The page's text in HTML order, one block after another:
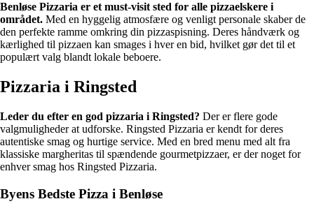
Benløse Pizzaria er et must-visit sted for alle pizzaelskere i
området. Med en hyggelig atmosfære og venligt personale skaber de
den perfekte ramme omkring din pizzaspisning. Deres håndværk og
kærlighed til pizzaen kan smages i hver en bid, hvilket gør det til et
populært valg blandt lokale beboere.
Pizzaria i Ringsted
Leder du efter en god pizzaria i Ringsted? Der er flere gode
valgmuligheder at udforske. Ringsted Pizzaria er kendt for deres
autentiske smag og hurtige service. Med en bred menu med alt fra
klassiske margheritas til spændende gourmetpizzaer, er der noget for
enhver smag hos Ringsted Pizzaria.
Byens Bedste Pizza i Benløse